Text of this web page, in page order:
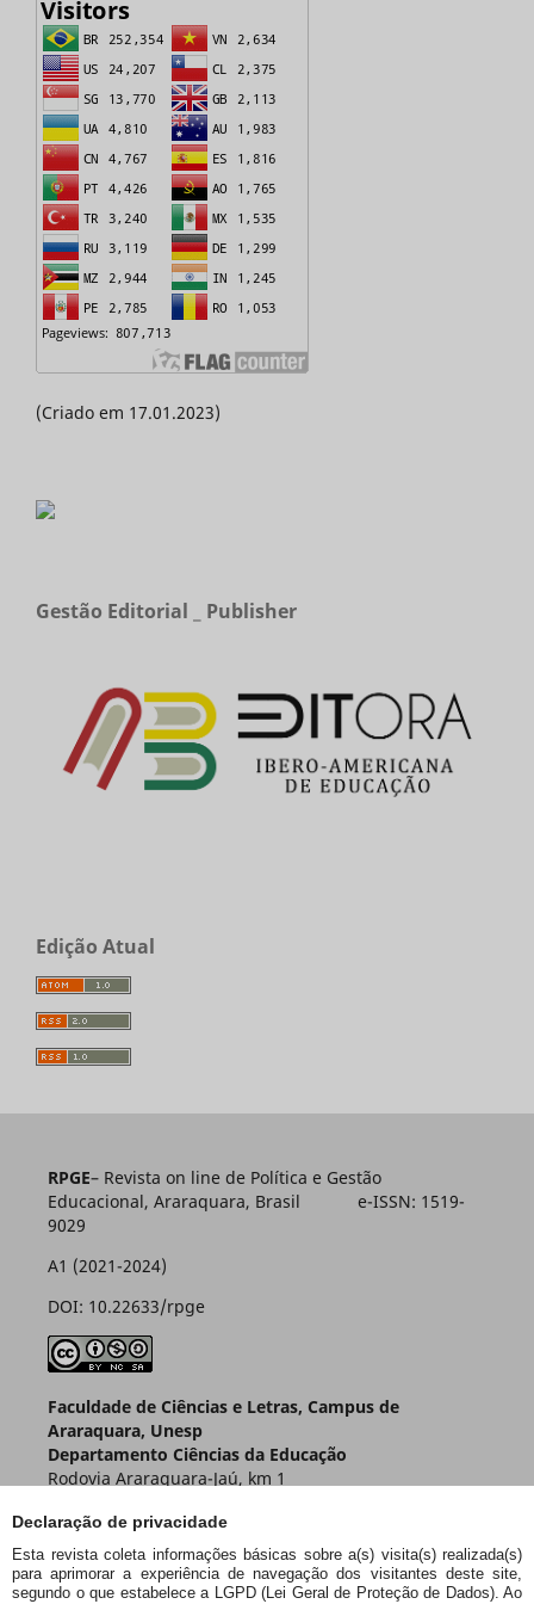
Declaração de privacidade
Esta revista coleta informações básicas sobre a(s) visita(s) realizada(s)
para aprimorar a experiência de navegação dos visitantes deste site,
segundo o que estabelece a LGPD (Lei Geral de Proteção de Dados). Ao
(Criado em 17.01.2023)
Gestão Editorial _ Publisher
Edição Atual
RPGE– Revista on line de Política e Gestão
Educacional, Araraquara, Brasil e-ISSN: 1519-
9029
A1 (2021-2024)
DOI: 10.22633/rpge
Faculdade de Ciências e Letras, Campus de
Araraquara, Unesp
Departamento Ciências da Educação
Rodovia Araraquara-Jaú, km 1
Araraquara – SP – Brasil